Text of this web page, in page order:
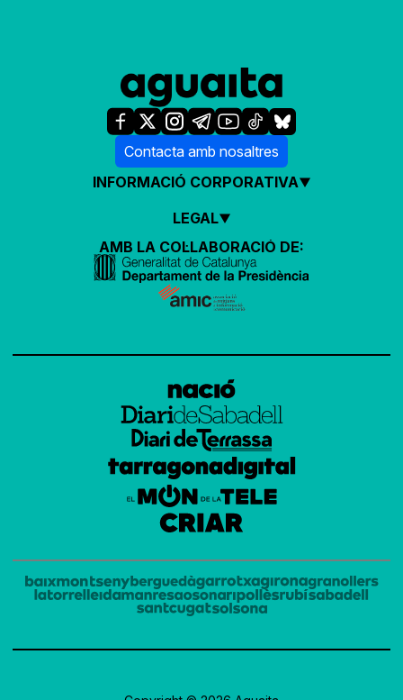
Contacta amb nosaltres
INFORMACIÓ CORPORATIVA
LEGAL
AMB LA COL·LABORACIÓ DE: